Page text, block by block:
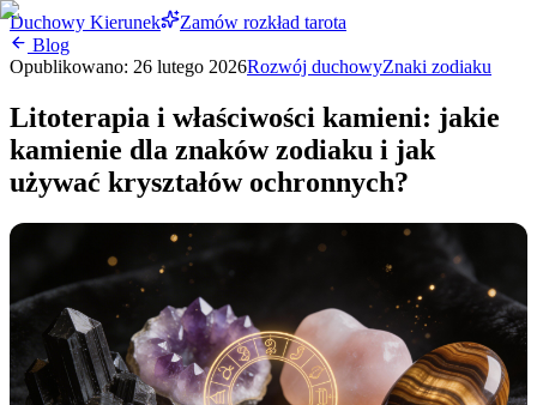
Duchowy Kierunek
Zamów rozkład tarota
Blog
Opublikowano: 26 lutego 2026Rozwój duchowyZnaki zodiaku
Litoterapia i właściwości kamieni: jakie
kamienie dla znaków zodiaku i jak
używać kryształów ochronnych?